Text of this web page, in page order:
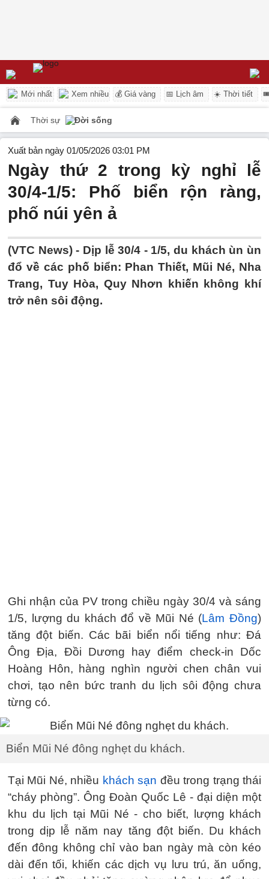
Mới nhất Xem nhiều 💰 Giá vàng 📅 Lịch âm ☀️ Thời tiết
Thời sự Đời sống
Xuất bản ngày 01/05/2026 03:01 PM
Ngày thứ 2 trong kỳ nghỉ lễ
30/4-1/5: Phố biển rộn ràng,
phố núi yên ả
(VTC News) - Dịp lễ 30/4 - 1/5, du khách ùn ùn
đổ về các phố biển: Phan Thiết, Mũi Né, Nha
Trang, Tuy Hòa, Quy Nhơn khiến không khí
trở nên sôi động.
Ghi nhận của PV trong chiều ngày 30/4 và sáng
1/5, lượng du khách đổ về Mũi Né (Lâm Đồng)
tăng đột biến. Các bãi biển nổi tiếng như: Đá
Ông Địa, Đồi Dương hay điểm check-in Dốc
Hoàng Hôn, hàng nghìn người chen chân vui
chơi, tạo nên bức tranh du lịch sôi động chưa
từng có.
Biển Mũi Né đông nghẹt du khách.
Tại Mũi Né, nhiều khách sạn đều trong trạng thái
“cháy phòng”. Ông Đoàn Quốc Lê - đại diện một
khu du lịch tại Mũi Né - cho biết, lượng khách
trong dịp lễ năm nay tăng đột biến. Du khách
đến đông không chỉ vào ban ngày mà còn kéo
dài đến tối, khiến các dịch vụ lưu trú, ăn uống,